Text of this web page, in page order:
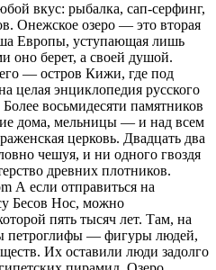
вкус: рыбалка, сап-серфинг,
Онежское озеро — это вторая
Европы, уступающая лишь
оно берет, а своей душой.
— остров Кижи, где под
целая энциклопедия русского
Более восьмидесяти памятников
дома, мельницы — и над всем
церковь. Двадцать два
чешуя, и ни одного гвоздя
древних плотников.
А если отправиться на
Бесов Нос, можно
пять тысяч лет. Там, на
петроглифы — фигуры людей,
Их оставили люди задолго